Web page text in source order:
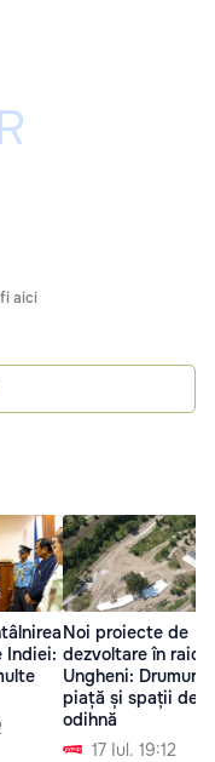
aici
Indiei:
Noi proiecte de
dezvoltare în
Ungheni: Drumuri,
piață și spații de
odihnă
17 Iul. 19:12